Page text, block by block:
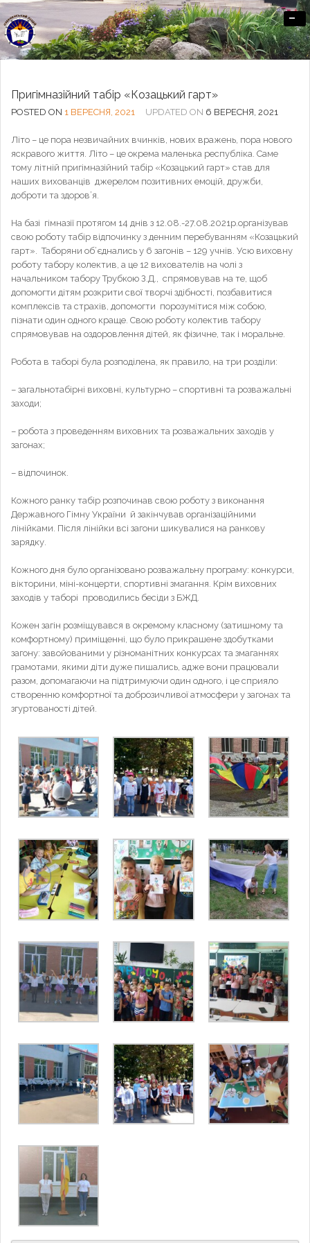
Офіційний сайт Озерненського ліцею
-
Пригімназійний табір «Козацький гарт»
POSTED ON 1 ВЕРЕСНЯ, 2021 UPDATED ON 6 ВЕРЕСНЯ, 2021
Літо – це пора незвичайних вчинків, нових вражень, пора нового
яскравого життя. Літо – це окрема маленька республіка. Саме
тому літній пригімназійний табір «Козацький гарт» став для
наших вихованців джерелом позитивних емоцій, дружби,
доброти та здоров’я.
На базі гімназії протягом 14 днів з 12.08.-27.08.2021р.організував
свою роботу табір відпочинку з денним перебуванням «Козацький
гарт». Таборяни об’єднались у 6 загонів – 129 учнів. Усю виховну
роботу табору колектив, а це 12 вихователів на чолі з
начальником табору Трубкою З.Д., спрямовував на те, щоб
допомогти дітям розкрити свої творчі здібності, позбавитися
комплексів та страхів, допомогти порозумітися між собою,
пізнати один одного краще. Свою роботу колектив табору
спрямовував на оздоровлення дітей, як фізичне, так і моральне.
Робота в таборі була розподілена, як правило, на три розділи:
– загальнотабірні виховні, культурно – спортивні та розважальні
заходи;
– робота з проведенням виховних та розважальних заходів у
загонах;
– відпочинок.
Кожного ранку табір розпочинав свою роботу з виконання
Державного Гімну України й закінчував організаційними
лінійками. Після лінійки всі загони шикувалися на ранкову
зарядку.
Кожного дня було організовано розважальну програму: конкурси,
вікторини, міні-концерти, спортивні змагання. Крім виховних
заходів у таборі проводились бесіди з БЖД.
Кожен загін розміщувався в окремому класному (затишному та
комфортному) приміщенні, що було прикрашене здобутками
загону: завойованими у різноманітних конкурсах та змаганнях
грамотами, якими діти дуже пишались, адже вони працювали
разом, допомагаючи на підтримуючи один одного, і це сприяло
створенню комфортної та доброзичливої атмосфери у загонах та
згуртованості дітей.